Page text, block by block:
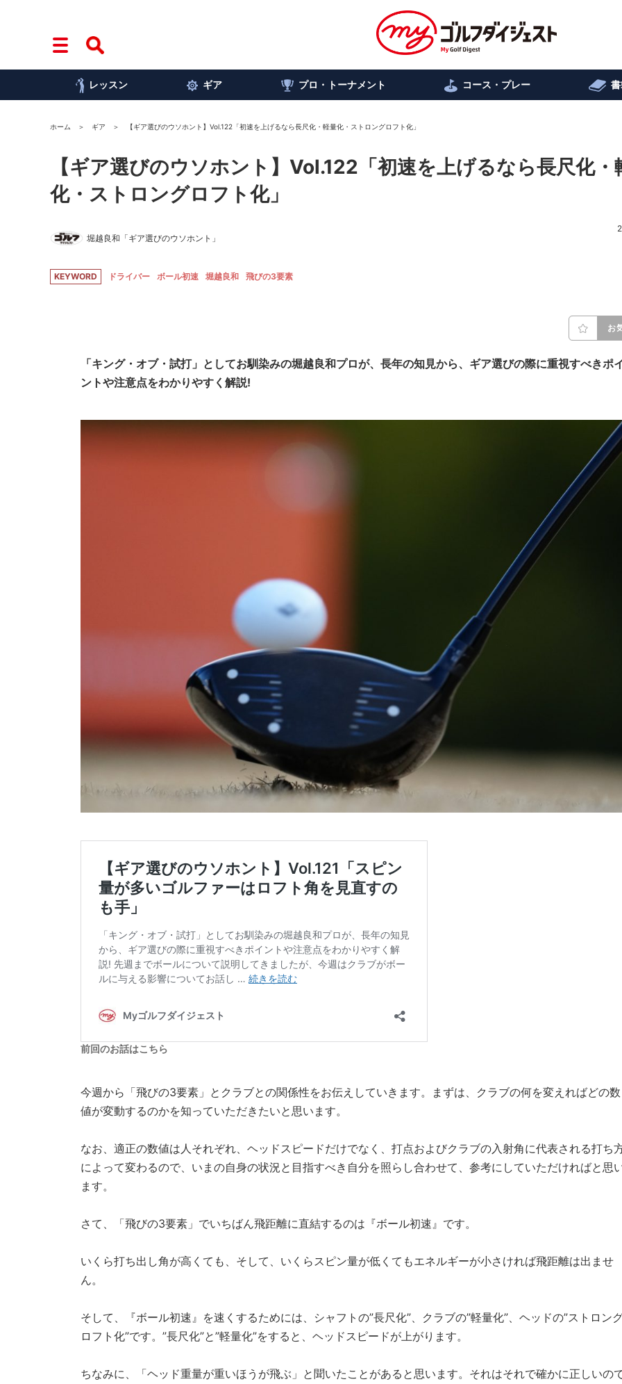
レッスン ギア プロ・トーナメント コース・プレー
ホーム ギア 【ギア選びのウソホント】Vol.122「初速を上げるなら長尺化・軽量化・ストロングロフト化」
【ギア選びのウソホント】Vol.122「初速を上げるなら長尺化・
化・ストロングロフト化」
堀越良和「ギア選びのウソホント」
KEYWORD ドライバー ボール初速 堀越良和 飛びの3要素
お
「キング・オブ・試打」としてお馴染みの堀越良和プロが、長年の知見から、ギア選びの際に重視すべきポ
ントや注意点をわかりやすく解説!
前回のお話はこちら
今週から「飛びの3要素」とクラブとの関係性をお伝えしていきます。まずは、クラブの何を変えればどの数
値が変動するのかを知っていただきたいと思います。
なお、適正の数値は人それぞれ、ヘッドスピードだけでなく、打点およびクラブの入射角に代表される打ち
によって変わるので、いまの自身の状況と目指すべき自分を照らし合わせて、参考にしていただければと思
ます。
さて、「飛びの3要素」でいちばん飛距離に直結するのは『ボール初速』です。
いくら打ち出し角が高くても、そして、いくらスピン量が低くてもエネルギーが小さければ飛距離は出ませ
ん。
そして、『ボール初速』を速くするためには、シャフトの”長尺化”、クラブの”軽量化”、ヘッドの”ストロン
ロフト化”です。”長尺化”と”軽量化”をすると、ヘッドスピードが上がります。
ちなみに、「ヘッド重量が重いほうが飛ぶ」と聞いたことがあると思います。それはそれで確かに正しいの